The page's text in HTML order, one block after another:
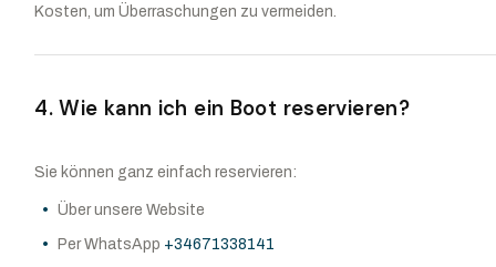
Kosten, um Überraschungen zu vermeiden.
4. Wie kann ich ein Boot reservieren?
Sie können ganz einfach reservieren:
Über unsere Website
Per WhatsApp +34671338141